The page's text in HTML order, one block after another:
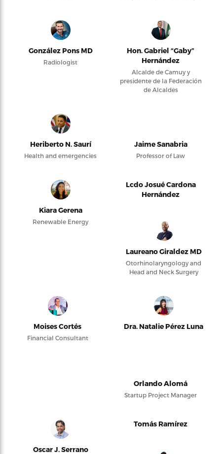
González Pons MD
Radiologist
Hon. Gabriel “Gaby”
Hernández
Alcalde de Camuy y
presidente de la Federación
de Alcaldes
Heriberto N. Saurí
Health and emergencies
Jaime Sanabria
Professor of Law
Kiara Gerena
Renewable Energy
Lcdo Josué Cardona
Hernández
Laureano Giraldez MD
Otorhinolaryngology and
Head and Neck Surgery
Moises Cortés
Financial Consultant
Dra. Natalie Pérez Luna
Orlando Alomá
Startup Project Manager
Oscar J. Serrano
Tomás Ramírez